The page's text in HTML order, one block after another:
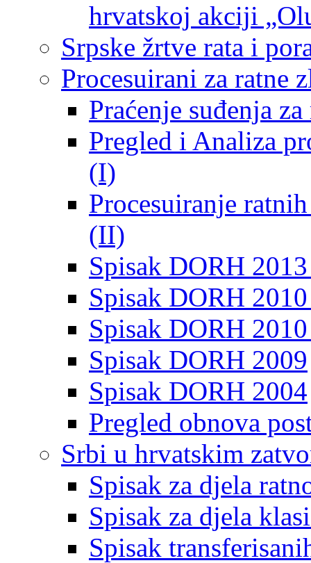
hrvatskoj akciji
Srpske žrtve rata i
Procesuirani za ratne
Praćenje suđenja
Pregled i Analiza
(I)
Procesuiranje
(II)
Spisak DORH
Spisak DORH
Spisak DORH
Spisak DORH 2009
Spisak DORH 2004
Pregled obnova
Srbi u hrvatskim
Spisak za djela
Spisak za djela
Spisak